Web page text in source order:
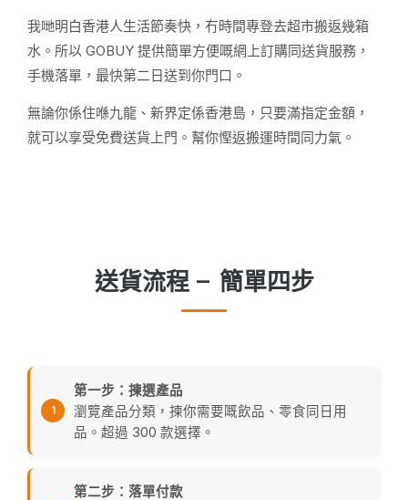
我哋明白香港人生活節奏快，冇時間專登去超市搬返幾箱
水。所以 GOBUY 提供簡單方便嘅網上訂購同送貨服務，
手機落單，最快第二日送到你門口。
無論你係住喺九龍、新界定係香港島，只要滿指定金額，
就可以享受免費送貨上門。幫你慳返搬運時間同力氣。
送貨流程 — 簡單四步
第一步：揀選產品
瀏覽產品分類，揀你需要嘅飲品、零食同日用
品。超過 300 款選擇。
第二步：落單付款